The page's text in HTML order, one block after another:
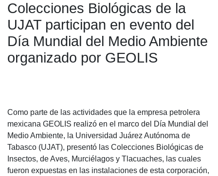
Colecciones Biológicas de la
UJAT participan en evento del
Día Mundial del Medio Ambiente
organizado por GEOLIS
Como parte de las actividades que la empresa petrolera
mexicana GEOLIS realizó en el marco del Día Mundial del
Medio Ambiente, la Universidad Juárez Autónoma de
Tabasco (UJAT), presentó las Colecciones Biológicas de
Insectos, de Aves, Murciélagos y Tlacuaches, las cuales
fueron expuestas en las instalaciones de esta corporación,